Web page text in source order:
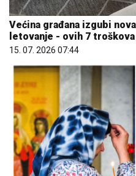
Većina građana izgubi
letovanje - ovih 7
15. 07. 2026 07:44